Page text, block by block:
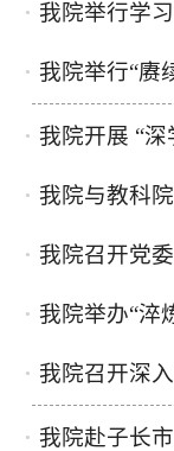
● 我院举行学
● 我院举行“赓
● 我院开展 “
● 我院与教科
● 我院召开党
● 我院举办“淬
● 我院召开深
● 我院赴子长